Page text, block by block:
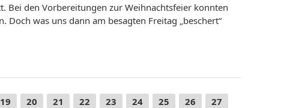
Bei den Vorbereitungen zur Weihnachtsfeier konnten
was uns dann am besagten Freitag „beschert“
19 20 21 22 23 24 25 26
27